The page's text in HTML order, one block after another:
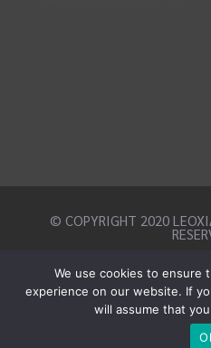
© COPYRIGHT 2020
We use cookies to ensure
experience on our website. If
will assume that